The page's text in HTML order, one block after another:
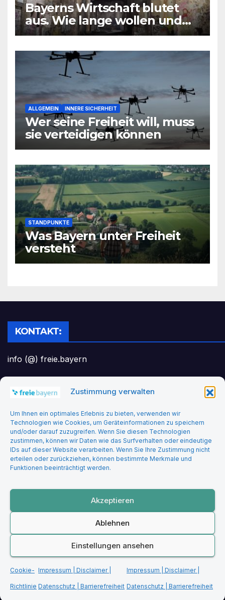
Zustimmung verwalten
Um Ihnen ein optimales Erlebnis zu bieten, verwenden wir
Technologien wie Cookies, um Geräteinformationen zu speichern
und/oder darauf zuzugreifen. Wenn Sie diesen Technologien
zustimmen, können wir Daten wie das Surfverhalten oder eindeutige
IDs auf dieser Website verarbeiten. Wenn Sie Ihre Zustimmung nicht
erteilen oder zurückziehen, können bestimmte Merkmale und
Funktionen beeinträchtigt werden.
Akzeptieren
Ablehnen
Einstellungen ansehen
Cookie-
Richtlinie
Impressum | Disclaimer |
Datenschutz | Barrierefreiheit
Impressum | Disclaimer |
Datenschutz | Barrierefreiheit
Bayerns Wirtschaft blutet
aus. Wie lange wollen und
können wir uns den
noch leisten?
ALLGEMEIN INNERE SICHERHEIT
Wer seine Freiheit will, muss
sie verteidigen können
STANDPUNKTE
Was Bayern unter Freiheit
versteht
KONTAKT:
info (@) freie.bayern
Freie Bayern
Stolz präsentiert von WordPress
Themeansar
StartseiteImpressum | Disclaimer | Datenschutz | Barrierefreiheit